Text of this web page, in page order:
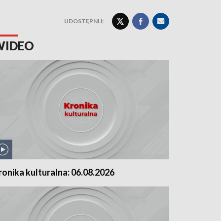
UDOSTĘPNIJ:
kulturalna: 06.08.2026